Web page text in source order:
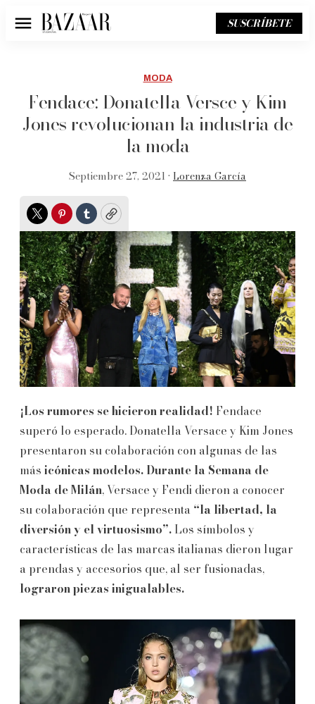
Menú SUSCRÍBETE
MODA
Fendace: Donatella Versce y Kim
Jones revolucionan la industria de
la moda
Septiembre 27, 2021 • Lorenza García
TwitterPinterest
TumblrCopy
¡Los rumores se hicieron realidad! Fendace
superó lo esperado. Donatella Versace y Kim Jones
presentaron su colaboración con algunas de las
más icónicas modelos. Durante la Semana de
Moda de Milán, Versace y Fendi dieron a conocer
su colaboración que representa “la libertad, la
diversión y el virtuosismo”. Los símbolos y
características de las marcas italianas dieron lugar
a prendas y accesorios que, al ser fusionadas,
lograron piezas inigualables.